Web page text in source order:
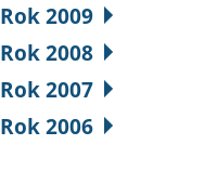
Rok 2009
Rok 2008
Rok 2007
Rok 2006